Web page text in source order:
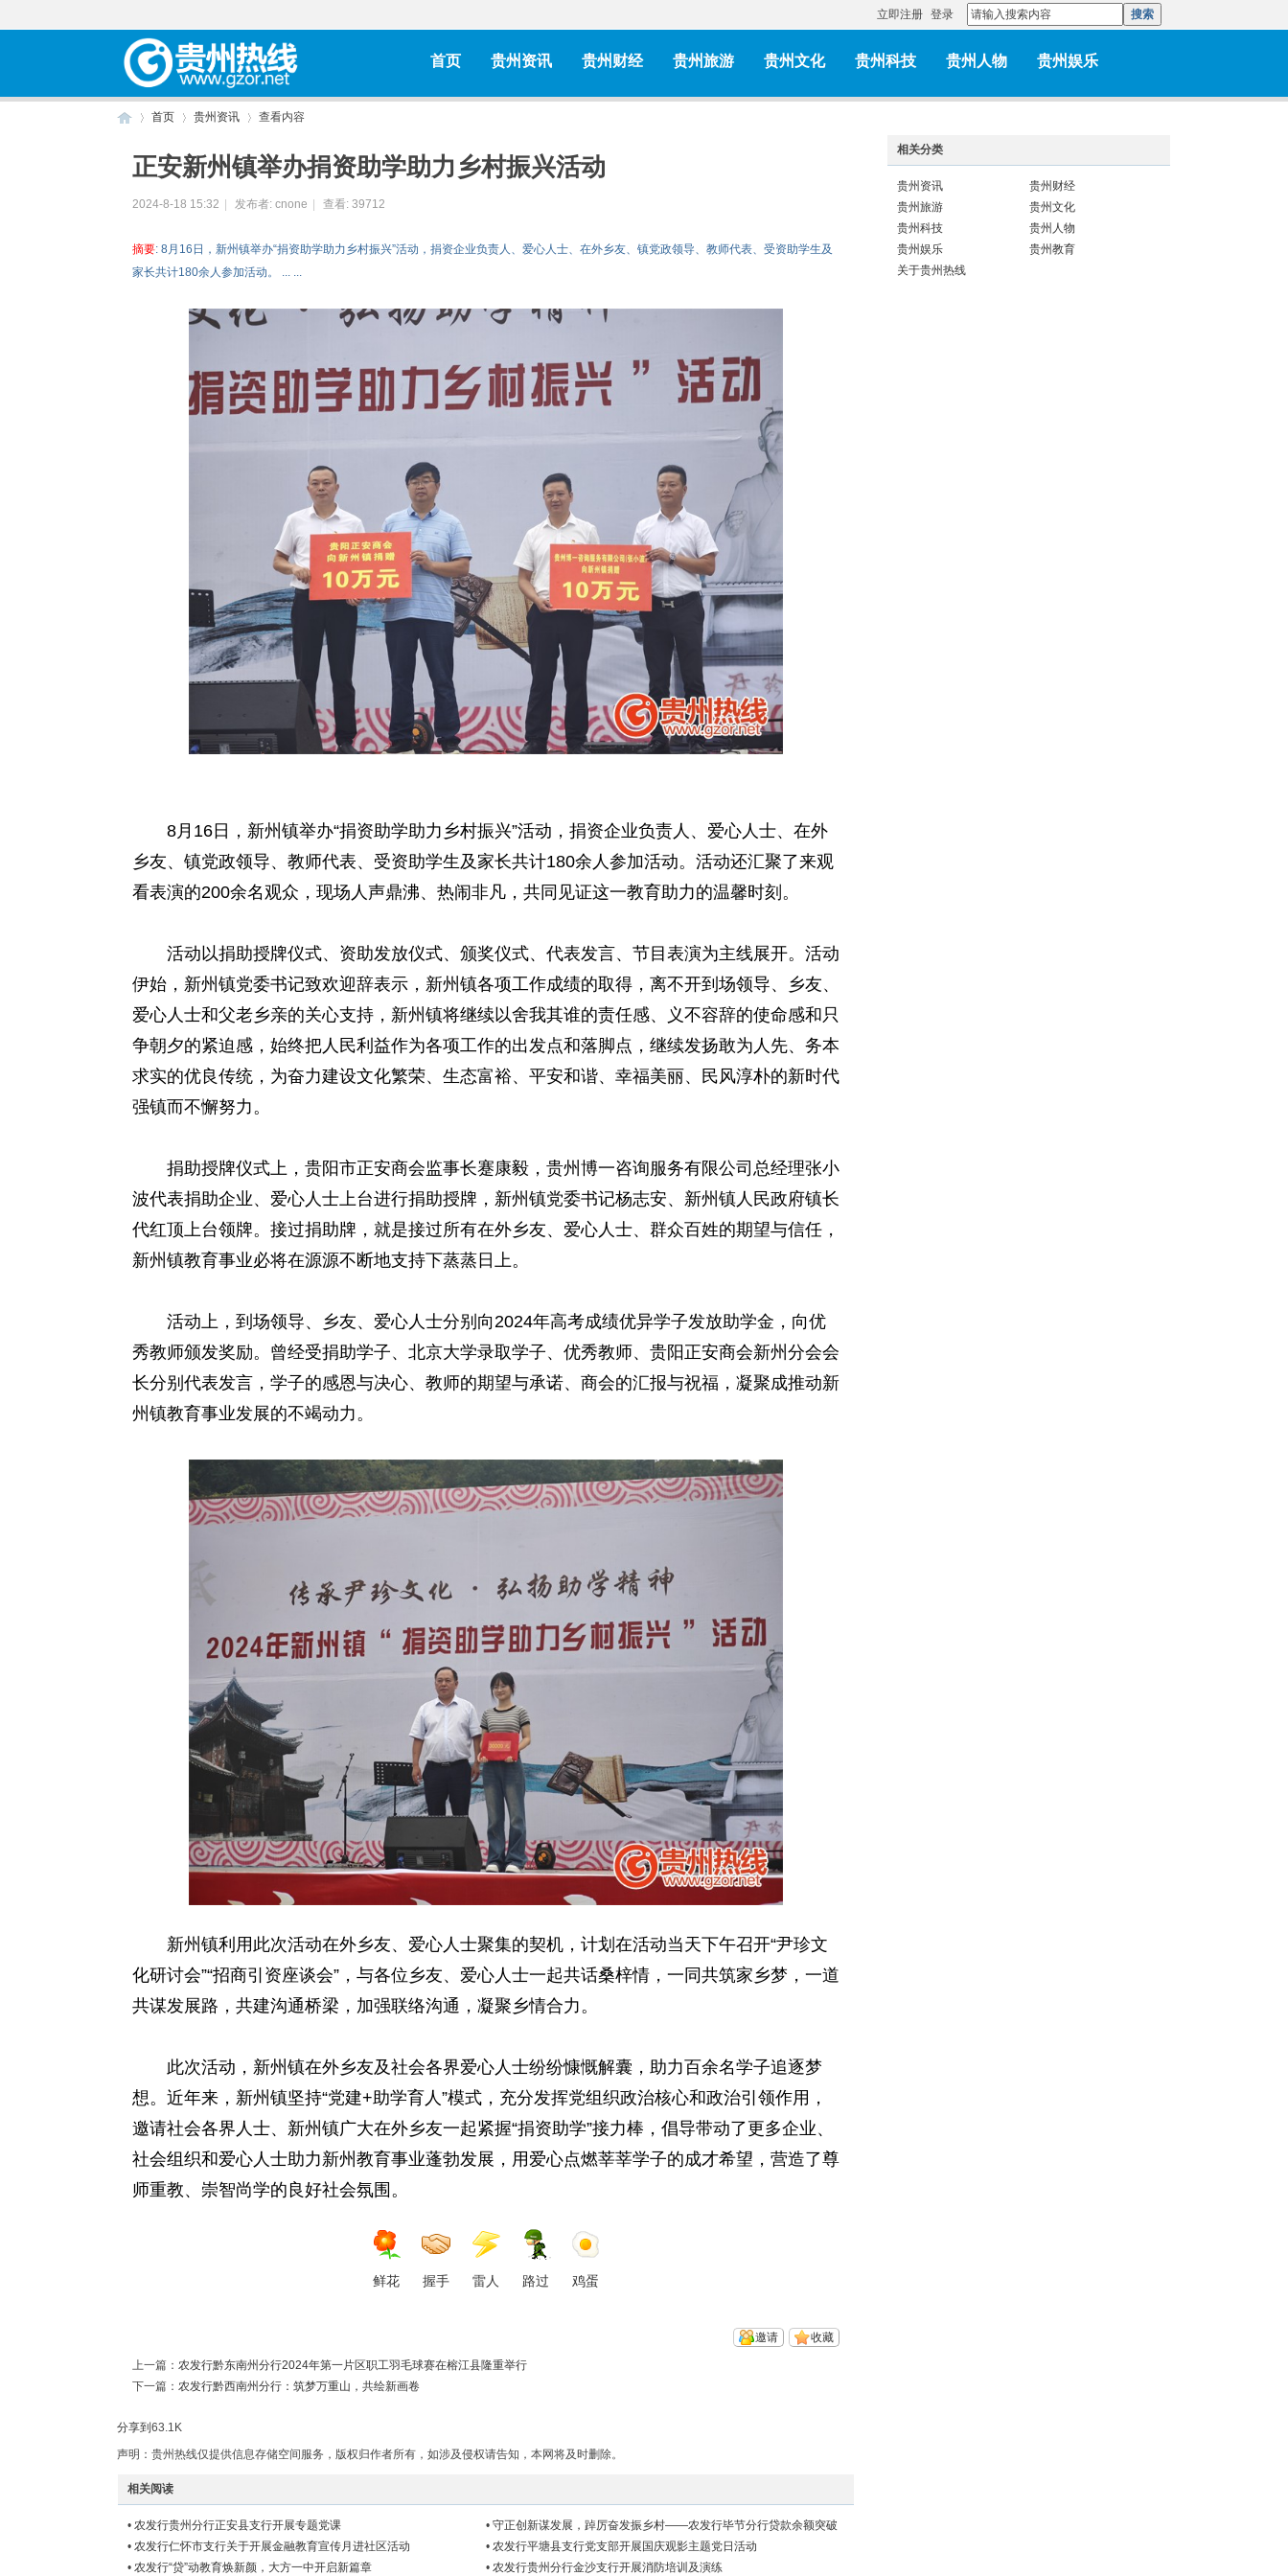
搜索
立即注册 登录
首页 贵州资讯 贵州财经 贵州旅游 贵州文化 贵州科技 贵州人物 贵州娱乐
›
首页
›
贵州资讯
›
查看内容
正安新州镇举办捐资助学助力乡村振兴活动
2024-8-18 15:32 发布者: cnone 查看: 39712
摘要: 8月16日，新州镇举办“捐资助学助力乡村振兴”活动，捐资企业负责人、爱心人士、在外乡友、镇党政领导、教师代表、受资助学生及
家长共计180余人参加活动。 ... ...
8月16日，新州镇举办“捐资助学助力乡村振兴”活动，捐资企业负责人、爱心人士、在外
乡友、镇党政领导、教师代表、受资助学生及家长共计180余人参加活动。活动还汇聚了来观
看表演的200余名观众，现场人声鼎沸、热闹非凡，共同见证这一教育助力的温馨时刻。
活动以捐助授牌仪式、资助发放仪式、颁奖仪式、代表发言、节目表演为主线展开。活动
伊始，新州镇党委书记致欢迎辞表示，新州镇各项工作成绩的取得，离不开到场领导、乡友、
爱心人士和父老乡亲的关心支持，新州镇将继续以舍我其谁的责任感、义不容辞的使命感和只
争朝夕的紧迫感，始终把人民利益作为各项工作的出发点和落脚点，继续发扬敢为人先、务本
求实的优良传统，为奋力建设文化繁荣、生态富裕、平安和谐、幸福美丽、民风淳朴的新时代
强镇而不懈努力。
捐助授牌仪式上，贵阳市正安商会监事长蹇康毅，贵州博一咨询服务有限公司总经理张小
波代表捐助企业、爱心人士上台进行捐助授牌，新州镇党委书记杨志安、新州镇人民政府镇长
代红顶上台领牌。接过捐助牌，就是接过所有在外乡友、爱心人士、群众百姓的期望与信任，
新州镇教育事业必将在源源不断地支持下蒸蒸日上。
活动上，到场领导、乡友、爱心人士分别向2024年高考成绩优异学子发放助学金，向优
秀教师颁发奖励。曾经受捐助学子、北京大学录取学子、优秀教师、贵阳正安商会新州分会会
长分别代表发言，学子的感恩与决心、教师的期望与承诺、商会的汇报与祝福，凝聚成推动新
州镇教育事业发展的不竭动力。
新州镇利用此次活动在外乡友、爱心人士聚集的契机，计划在活动当天下午召开“尹珍文
化研讨会”“招商引资座谈会”，与各位乡友、爱心人士一起共话桑梓情，一同共筑家乡梦，一道
共谋发展路，共建沟通桥梁，加强联络沟通，凝聚乡情合力。
此次活动，新州镇在外乡友及社会各界爱心人士纷纷慷慨解囊，助力百余名学子追逐梦
想。近年来，新州镇坚持“党建+助学育人”模式，充分发挥党组织政治核心和政治引领作用，
邀请社会各界人士、新州镇广大在外乡友一起紧握“捐资助学”接力棒，倡导带动了更多企业、
社会组织和爱心人士助力新州教育事业蓬勃发展，用爱心点燃莘莘学子的成才希望，营造了尊
师重教、崇智尚学的良好社会氛围。
鲜花 握手 雷人 路过 鸡蛋
收藏
邀请
上一篇： 农发行黔东南州分行2024年第一片区职工羽毛球赛在榕江县隆重举行
下一篇： 农发行黔西南州分行：筑梦万重山，共绘新画卷
分享到 63.1K
声明：贵州热线仅提供信息存储空间服务，版权归作者所有，如涉及侵权请告知，本网将及时删除。
相关阅读
• 农发行贵州分行正安县支行开展专题党课 • 守正创新谋发展，踔厉奋发振乡村——农发行毕节分行贷款余额突破
400亿元
• 农发行仁怀市支行关于开展金融教育宣传月进社区活动 • 农发行平塘县支行党支部开展国庆观影主题党日活动
• 农发行“贷”动教育焕新颜，大方一中开启新篇章 • 农发行贵州分行金沙支行开展消防培训及演练
相关分类
贵州资讯
贵州财经
贵州旅游
贵州文化
贵州科技
贵州人物
贵州娱乐
贵州教育
关于贵州热线